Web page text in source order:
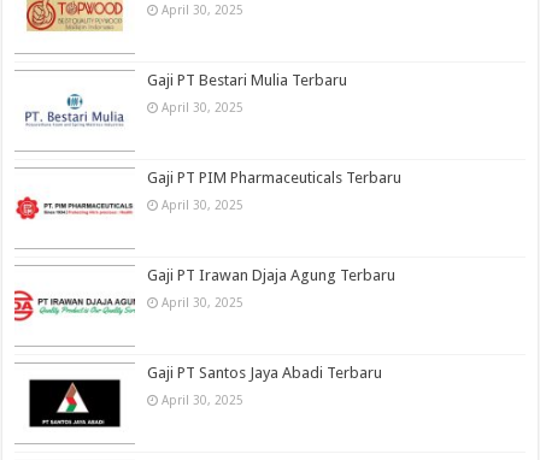
April 30, 2025
Gaji PT Bestari Mulia Terbaru
April 30, 2025
Gaji PT PIM Pharmaceuticals Terbaru
April 30, 2025
Gaji PT Irawan Djaja Agung Terbaru
April 30, 2025
Gaji PT Santos Jaya Abadi Terbaru
April 30, 2025